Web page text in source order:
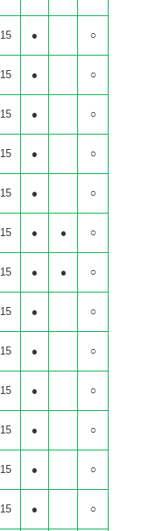
15 ● ○
15 ● ○
15 ● ○
15 ● ○
15 ● ○
15 ● ● ○
15 ● ● ○
15 ● ○
15 ● ○
15 ● ○
15 ● ○
15 ● ○
15 ● ○